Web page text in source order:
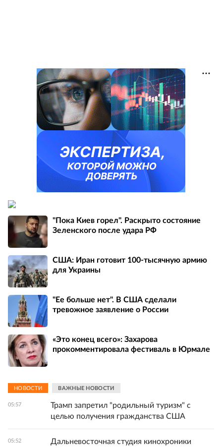
"Пока Киев горел". Раскрыто состояние
Зеленского после удара РФ
США: Иран готовит 100-тысячную армию
для Украины
"Ее больше нет". В США сделали
тревожное заявление о России
«Это конец всего»: Захарова
прокомментировала фестиваль в Юрмале
НОВОСТИ ВАЖНЫЕ НОВОСТИ
05:57
Трамп запретил "родильный туризм" с
целью получения гражданства США
05:52
Дальневосточная студия кинохроники